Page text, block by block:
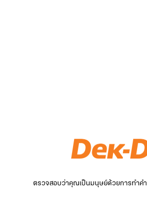
ตรวจสอบว่าคุณเป็นมนุษย์ด้วยการทำคำ